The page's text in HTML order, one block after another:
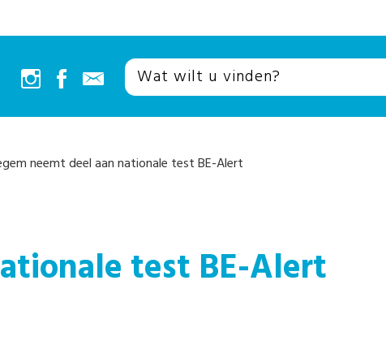
neemt deel aan nationale test BE-Alert
test BE-Alert